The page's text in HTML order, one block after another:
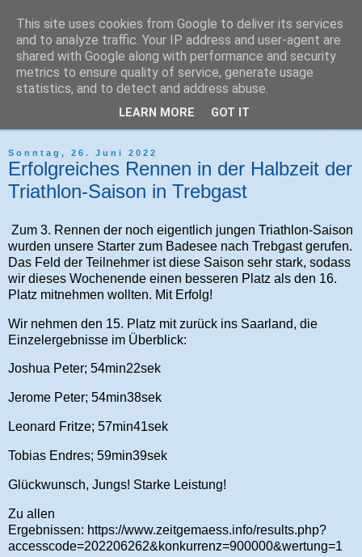
Tri-Sport Saar-Hochwald
Verein für Ausdauersport und Triathlon
Sonntag, 26. Juni 2022
Erfolgreiches Rennen in der Halbzeit der
Triathlon-Saison in Trebgast
Zum 3. Rennen der noch eigentlich jungen Triathlon-Saison
wurden unsere Starter zum Badesee nach Trebgast gerufen.
Das Feld der Teilnehmer ist diese Saison sehr stark, sodass
wir dieses Wochenende einen besseren Platz als den 16.
Platz mitnehmen wollten. Mit Erfolg!
Wir nehmen den 15. Platz mit zurück ins Saarland, die
Einzelergebnisse im Überblick:
Joshua Peter; 54min22sek
Jerome Peter; 54min38sek
Leonard Fritze; 57min41sek
Tobias Endres; 59min39sek
Glückwunsch, Jungs! Starke Leistung!
Zu allen
Ergebnissen: https://www.zeitgemaess.info/results.php?
accesscode=202206262&konkurrenz=900000&wertung=1
This site uses cookies from Google to deliver its services
and to analyze traffic. Your IP address and user-agent are
shared with Google along with performance and security
metrics to ensure quality of service, generate usage
statistics, and to detect and address abuse.
LEARN MORE GOT IT